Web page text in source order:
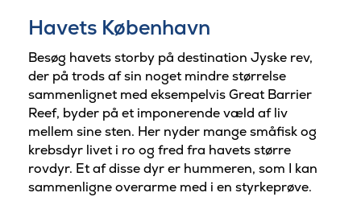
Havets København
Besøg havets storby på destination Jyske rev,
der på trods af sin noget mindre størrelse
sammenlignet med eksempelvis Great Barrier
Reef, byder på et imponerende væld af liv
mellem sine sten. Her nyder mange småfisk og
krebsdyr livet i ro og fred fra havets større
rovdyr. Et af disse dyr er hummeren, som I kan
sammenligne overarme med i en styrkeprøve.